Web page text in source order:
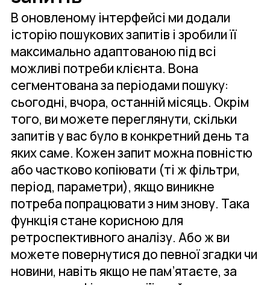
В оновленому інтерфейсі ми додали
історію пошукових запитів і зробили її
максимально адаптованою під всі
можливі потреби клієнта. Вона
сегментована за періодами пошуку:
сьогодні, вчора, останній місяць. Окрім
того, ви можете переглянути, скільки
запитів у вас було в конкретний день та
яких саме. Кожен запит можна повністю
або частково копіювати (ті ж фільтри,
період, параметри), якщо виникне
потреба попрацювати з ним знову. Така
функція стане корисною для
ретроспективного аналізу. Або ж ви
можете повернутися до певної згадки чи
новини, навіть якщо не пам’ятаєте, за